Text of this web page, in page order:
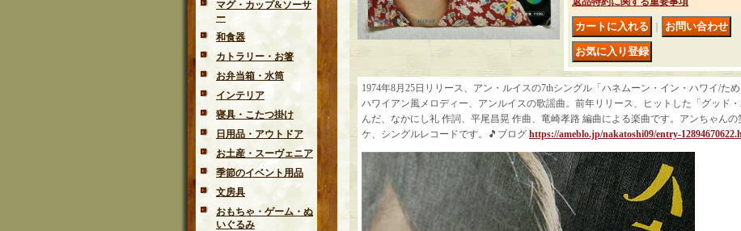
マグ・カップ&ソーサ
ー
和食器
カトラリー・お箸
お弁当箱・水筒
インテリア
寝具・こたつ掛け
日用品・アウトドア
お土産・スーヴェニア
季節のイベント用品
文房具
おもちゃ・ゲーム・ぬ
いぐるみ
1974年8月25日リリース、アン・ルイスの7thシングル「ハネムーン・イン・ハワイ/た
ハワイアン風メロディー、アンルイスの歌謡曲。前年リリース、ヒットした「グッド
んだ、なかにし礼 作詞、平尾昌晃 作曲、竜崎孝路 編曲による楽曲です。アンちゃんの
ケ、シングルレコードです。🎵ブログ https://ameblo.jp/nakatoshi09/entry-